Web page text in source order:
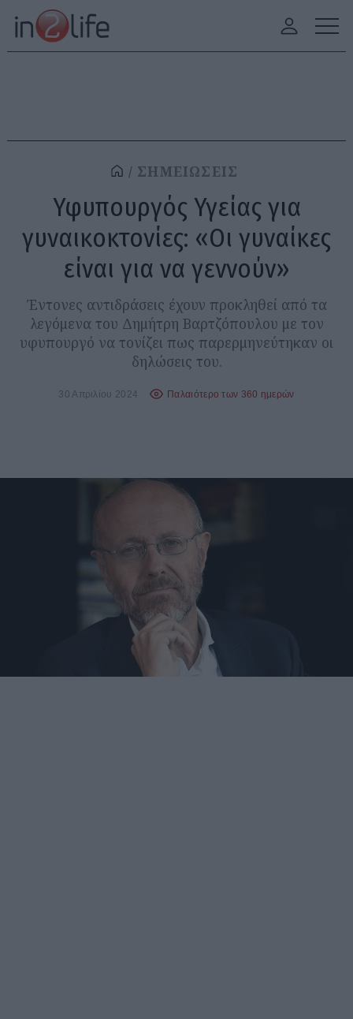
ΣΗΜΕΙΩΣΕΙΣ
Υφυπουργός Υγείας για
γυναικοκτονίες: «Οι γυναίκες
είναι για να γεννούν»
Έντονες αντιδράσεις έχουν προκληθεί από τα
λεγόμενα του Δημήτρη Βαρτζόπουλου με τον
υφυπουργό να τονίζει πως παρερμηνεύτηκαν οι
δηλώσεις του.
30 Απριλίου 2024 Παλαιότερο των 360 ημερών